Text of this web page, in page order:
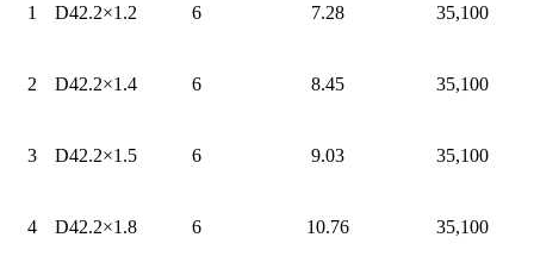
1 D42.2×1.2 6 7.28 35,100
2 D42.2×1.4 6 8.45 35,100
3 D42.2×1.5 6 9.03 35,100
4 D42.2×1.8 6 10.76 35,100